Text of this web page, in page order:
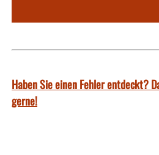
Haben Sie einen Fehler entdeckt?
gerne!